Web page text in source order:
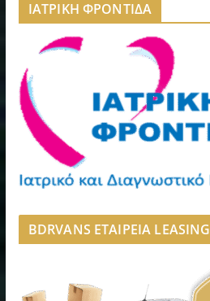
ΙΑΤΡΙΚΗ ΦΡΟΝΤΙΔΑ
BDRVANS ΕΤΑΙΡΕΙΑ LEASING